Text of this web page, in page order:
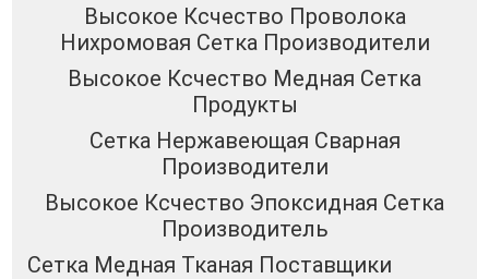
Высокое Ксчество Проволока
Нихромовая Сетка Производители
Высокое Ксчество Медная Сетка
Продукты
Сетка Нержавеющая Сварная
Производители
Высокое Ксчество Эпоксидная Сетка
Производитель
Сетка Медная Тканая Поставщики